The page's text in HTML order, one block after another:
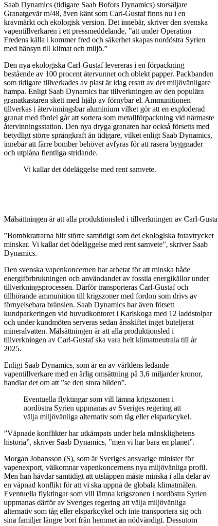
Saab Dynamics (tidigare Saab Bofors Dynamics) storsäljare
Granatgevär m/48, även känt som Carl-Gustaf finns nu i en
kravmärkt och ekologisk version. Det innebär, skriver den svenska
vapentillverkaren i ett pressmeddelande, ”att under Operation
Fredens källa i kommer fred och säkerhet skapas nordöstra Syrien
med hänsyn till klimat och miljö.”
Den nya ekologiska Carl-Gustaf levereras i en förpackning
bestående av 100 procent återvunnet och oblekt papper. Packbanden
som tidigare tillverkades av plast är idag ersatt av det miljövänligare
hampa. Enligt Saab Dynamics har tillverkningen av den populära
granatkastaren skett med hjälp av förnybar el. Ammunitionen
tillverkas i återvinningsbar aluminium vilket gör att en exploderad
granat med fördel går att sortera som metallförpackning vid närmaste
återvinningsstation. Den nya dryga granaten har också försetts med
betydligt större sprängkraft än tidigare, vilket enligt Saab Dynamics,
innebär att färre bomber behöver avfyras för att rasera byggnader
och utplåna fientliga stridande.
Vi kallar det ödeläggelse med rent samvete.
Målsättningen är att alla produktionsled i tillverkningen av Carl-
”Bombkratrarna blir större samtidigt som det ekologiska fotavtrycket
minskar. Vi kallar det ödeläggelse med rent samvete”, skriver Saab
Dynamics.
Den svenska vapenkoncernen har arbetat för att minska både
energiförbrukningen och användandet av fossila energikällor under
tillverkningsprocessen. Därför transporteras Carl-Gustaf och
tillhörande ammunition till krigszoner med fordon som drivs av
förnyelsebara bränslen. Saab Dynamics har även försett
kundparkeringen vid huvudkontoret i Karlskoga med 12 laddstolpar
och under kundmöten serveras sedan årsskiftet inget buteljerat
mineralvatten. Målsättningen är att alla produktionsled i
tillverkningen av Carl-Gustaf ska vara helt klimatneutrala till år
2025.
Enligt Saab Dynamics, som är en av världens ledande
vapentillverkare med en årlig omsättning på 3,6 miljarder kronor,
handlar det om att ”se den stora bilden”.
Eventuella flyktingar som vill lämna krigszonen i
nordöstra Syrien uppmanas av Sveriges regering att
välja miljövänliga alternativ som tåg eller elsparkcykel.
”Väpnade konflikter har utkämpats under hela mänsklighetens
historia”, skriver Saab Dynamics, ”men vi har bara en planet”.
Morgan Johansson (S), som är Sveriges ansvarige minister för
vapenexport, välkomnar vapenkoncernens nya miljövänliga profil.
Men han hävdar samtidigt att utsläppen måste minska i alla delar av
en väpnad konflikt för att vi ska uppnå de globala klimatmålen.
Eventuella flyktingar som vill lämna krigszonen i nordöstra Syrien
uppmanas därför av Sveriges regering att välja miljövänliga
alternativ som tåg eller elsparkcykel och inte transportera sig och
sina familjer längre bort från hemmet än nödvändigt. Dessutom